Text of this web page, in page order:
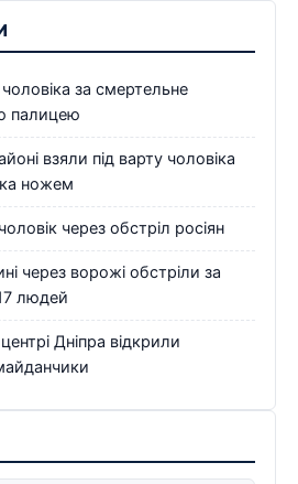
за смертельне
палицею
взяли під варту чоловіка
ножем
через обстріл росіян
через ворожі обстріли за
людей
Дніпра відкрили